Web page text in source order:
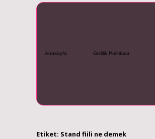
Anasayfa Gizlilik Politikası
Etiket: Stand fiili ne demek